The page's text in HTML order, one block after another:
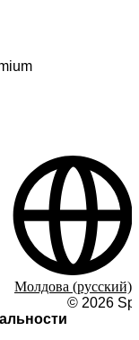
© 2026
Молдова (русский)